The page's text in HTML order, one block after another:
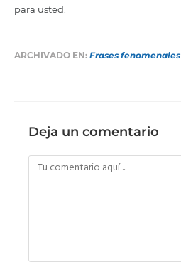
para usted.
ARCHIVADO EN: Frases fenomenales
Deja un comentario